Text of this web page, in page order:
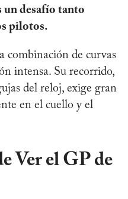
un desafío tanto
pilotos.
combinación de curvas
intensa. Su recorrido,
del reloj, exige gran
en el cuello y el
Ver el GP de